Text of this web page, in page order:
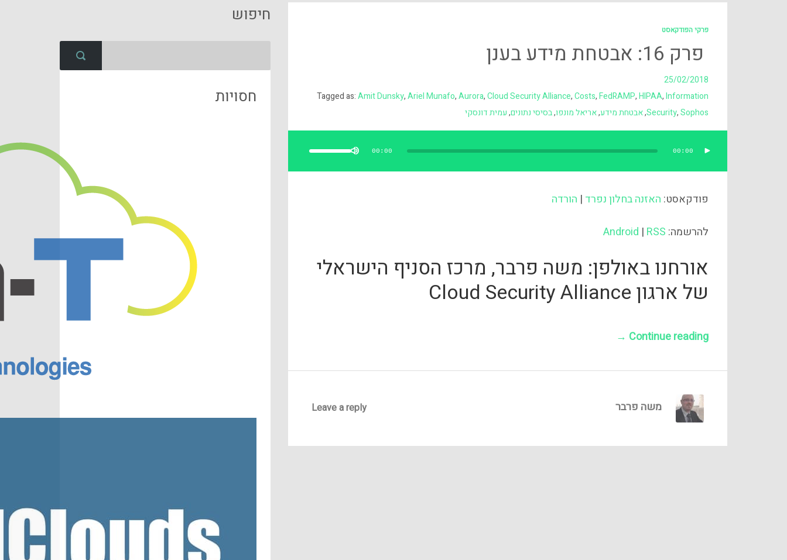
פרקי הפודקאסט
פרק 16: אבטחת מידע בענן
25/02/2018
Tagged as:Amit Dunsky,Ariel Munafo,Aurora,Cloud Security Alliance,Costs,FedRAMP,HIPAA,Information
Security,Sophos
,אבטחת מידע,אריאל מונפו,בסיסי נתונים,עמית דונסקי
00:00
00:00
השתמש
כדי
להנמיך
פודקאסט: האזנה בחלון נפרד | הורדה
להרשמה: Android | RSS
אורחנו באולפן: משה פרבר, מרכז הסניף הישראלי
של ארגון Cloud Security Alliance
Continue reading
→
Leave a reply משה פרבר
חיפוש
חסויות